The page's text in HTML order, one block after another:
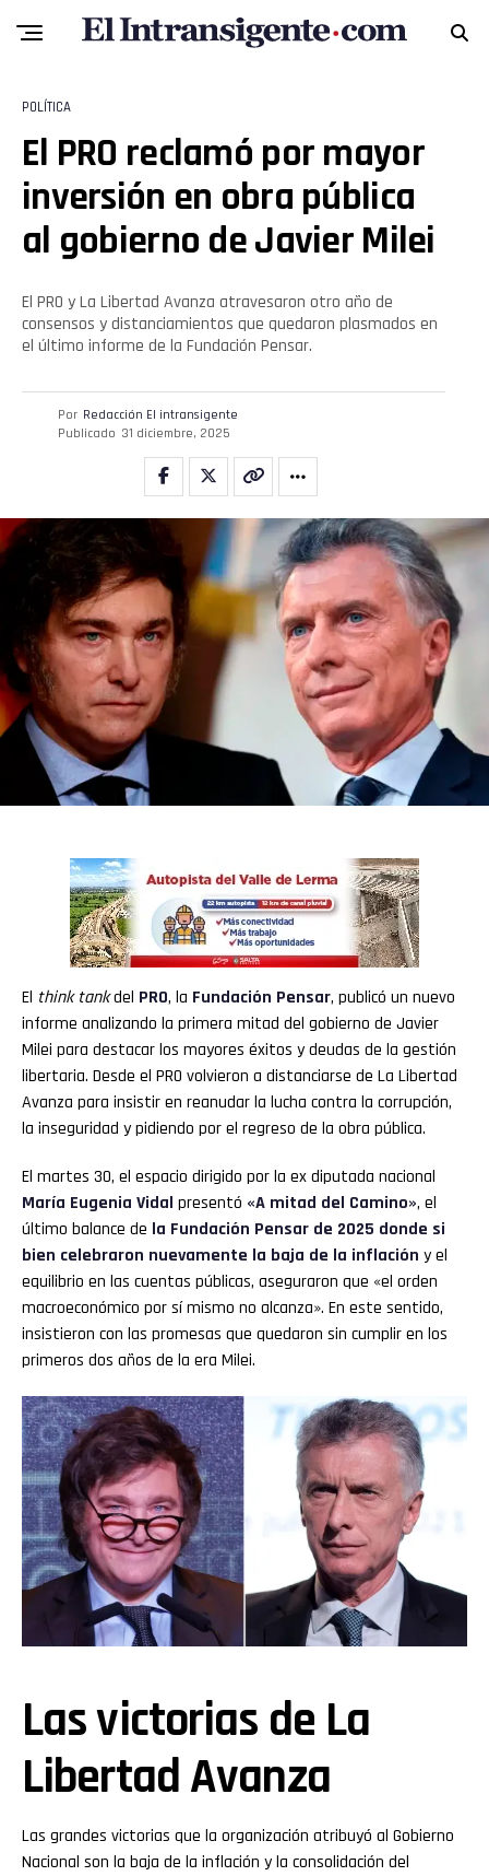
POLÍTICA
El PRO reclamó por mayor
inversión en obra pública
al gobierno de Javier Milei
El PRO y La Libertad Avanza atravesaron otro año de
consensos y distanciamientos que quedaron plasmados en
el último informe de la Fundación Pensar.
Por Redacción El intransigente
Publicado 31 diciembre, 2025
El think tankdel PRO, la Fundación Pensar, publicó un nuevo
informe analizando la primera mitad del gobierno de Javier
Milei para destacar los mayores éxitos y deudas de la gestión
libertaria. Desde el PRO volvieron a distanciarse de La Libertad
Avanza para insistir en reanudar la lucha contra la corrupción,
la inseguridad y pidiendo por el regreso de la obra pública.
El martes 30, el espacio dirigido por la ex diputada nacional
María Eugenia Vidal presentó «A mitad del Camino», el
último balance de la Fundación Pensar de 2025 donde si
bien celebraron nuevamente la baja de la inflación y el
equilibrio en las cuentas públicas, aseguraron que «el orden
macroeconómico por sí mismo no alcanza». En este sentido,
insistieron con las promesas que quedaron sin cumplir en los
primeros dos años de la era Milei.
Las victorias de La
Libertad Avanza
Las grandes victorias que la organización atribuyó al Gobierno
Nacional son la baja de la inflación y la consolidación del